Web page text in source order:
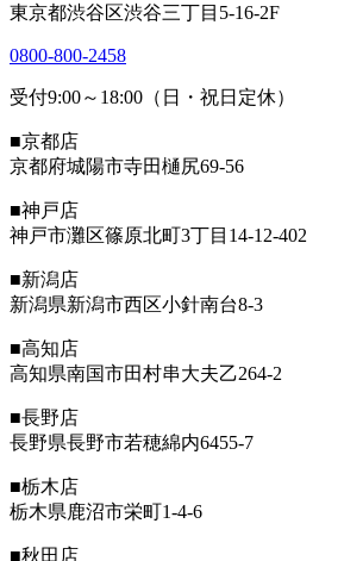
東京都渋谷区渋谷三丁目5-16-2F
0800-800-2458
受付9:00～18:00（日・祝日定休）
■京都店
京都府城陽市寺田樋尻69-56
■神戸店
神戸市灘区篠原北町3丁目14-12-402
■新潟店
新潟県新潟市西区小針南台8-3
■高知店
高知県南国市田村串大夫乙264-2
■長野店
長野県長野市若穂綿内6455-7
■栃木店
栃木県鹿沼市栄町1-4-6
■秋田店